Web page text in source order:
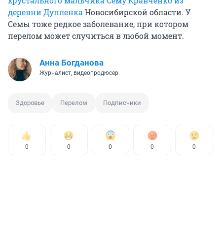
деревни Дупленка Новосибирской области. У
Семы тоже редкое заболевание, при котором
перелом может случиться в любой момент.
Анна Богданова
Журналист, видеопродюсер
Здоровье Перелом Подписчики
0 0 0 0 0